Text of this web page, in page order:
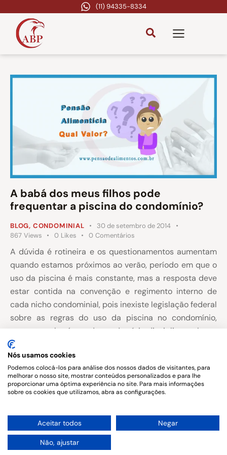
(11) 94335-8334
A babá dos meus filhos pode
frequentar a piscina do condomínio?
BLOG, CONDOMINIAL
30 de setembro de 2014
867 Views 0 Likes 0 Comentários
A dúvida é rotineira e os questionamentos aumentam
quando estamos próximos ao verão, período em que o
uso da piscina é mais constante, mas a resposta deve
estar contida na convenção e regimento interno de
cada nicho condominial, pois inexiste legislação federal
sobre as regras do uso da piscina no condomínio,
portanto caberá a cada condomínio disciplinar sobre o
assunto.
E, podemos dizer que, o mais frequente é que a regra
condominial autorize
Copyright © 2026. All rights reserved.
Nós usamos cookies
Podemos colocá-los para análise dos nossos dados de visitantes, para
melhorar o nosso site, mostrar conteúdos personalizados e para lhe
proporcionar uma óptima experiência no site. Para mais informações
sobre os cookies que utilizamos, abra as configurações.
Aceitar todos Negar
Não, ajustar